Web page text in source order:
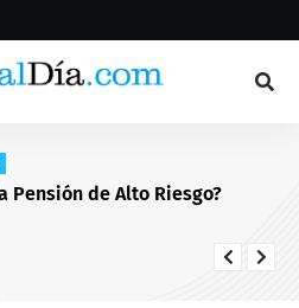
Pensión de Alto Riesgo?